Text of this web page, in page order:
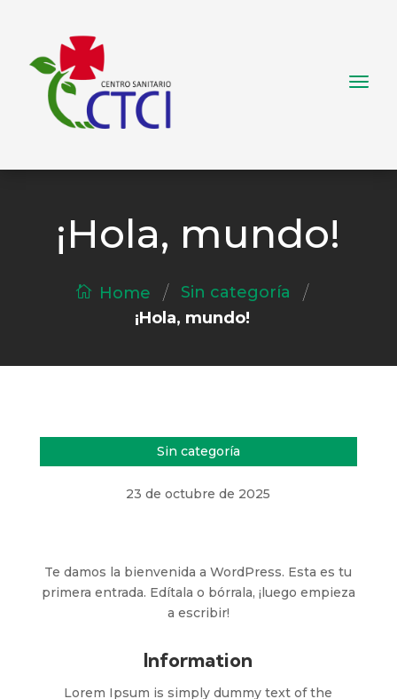
¡Hola, mundo!
Home / Sin categoría /
¡Hola, mundo!
Sin categoría
23 de octubre de 2025
Te damos la bienvenida a WordPress. Esta es tu
primera entrada. Edítala o bórrala, ¡luego empieza
a escribir!
Information
Lorem Ipsum is simply dummy text of the